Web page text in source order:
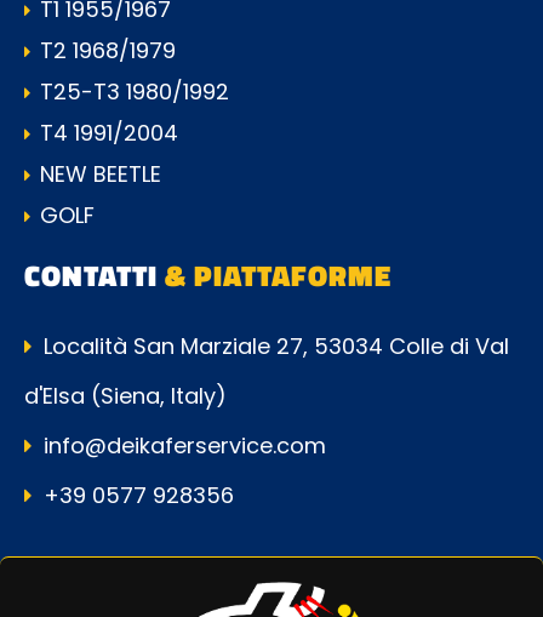
T1 1955/1967
T2 1968/1979
T25-T3 1980/1992
T4 1991/2004
NEW BEETLE
GOLF
CONTATTI& PIATTAFORME
Località San Marziale 27, 53034 Colle di Val
d'Elsa (Siena, Italy)
info@deikaferservice.com
+39 0577 928356